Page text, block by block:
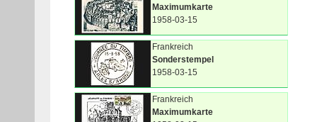
Maximumkarte
1958-03-15
Frankreich
Sonderstempel
1958-03-15
Frankreich
Maximumkarte